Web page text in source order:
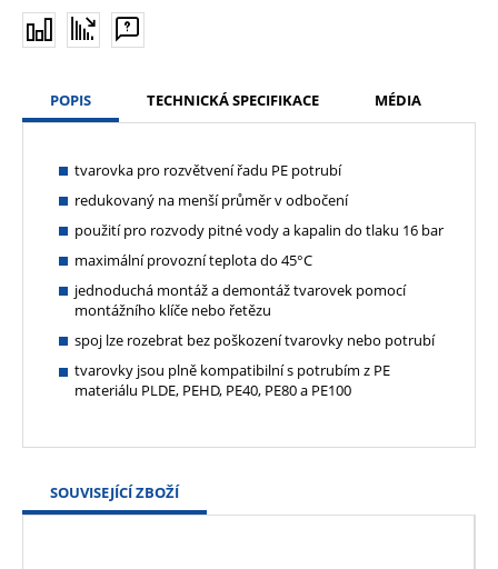
POPIS TECHNICKÁ SPECIFIKACE MÉDIA
tvarovka pro rozvětvení řadu PE potrubí
redukovaný na menší průměr v odbočení
použití pro rozvody pitné vody a kapalin do tlaku 16 bar
maximální provozní teplota do 45°C
jednoduchá montáž a demontáž tvarovek pomocí
montážního klíče nebo řetězu
spoj lze rozebrat bez poškození tvarovky nebo potrubí
tvarovky jsou plně kompatibilní s potrubím z PE
materiálu PLDE, PEHD, PE40, PE80 a PE100
SOUVISEJÍCÍ ZBOŽÍ